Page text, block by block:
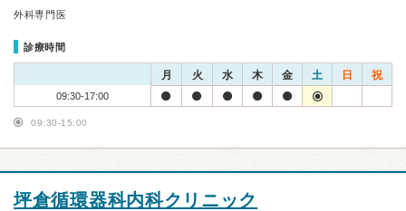
外科専門医
診療時間
月 火 水 木 金 土 日 祝
09:30-17:00
09:30-15:00
坪倉循環器科内科クリニック